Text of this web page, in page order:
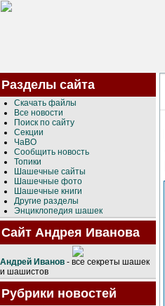
Разделы сайта
Скачать файлы
Все новости
Поиск по сайту
Секции
ЧаВО
Сообщить новость
Топики
Шашечные сайты
Шашечные фото
Шашечные книги
Другие разделы
Энциклопедия шашек
Сайт Андрея Иванова
Андрей Иванов - все секреты шашек
и шашистов
Рубрики новостей